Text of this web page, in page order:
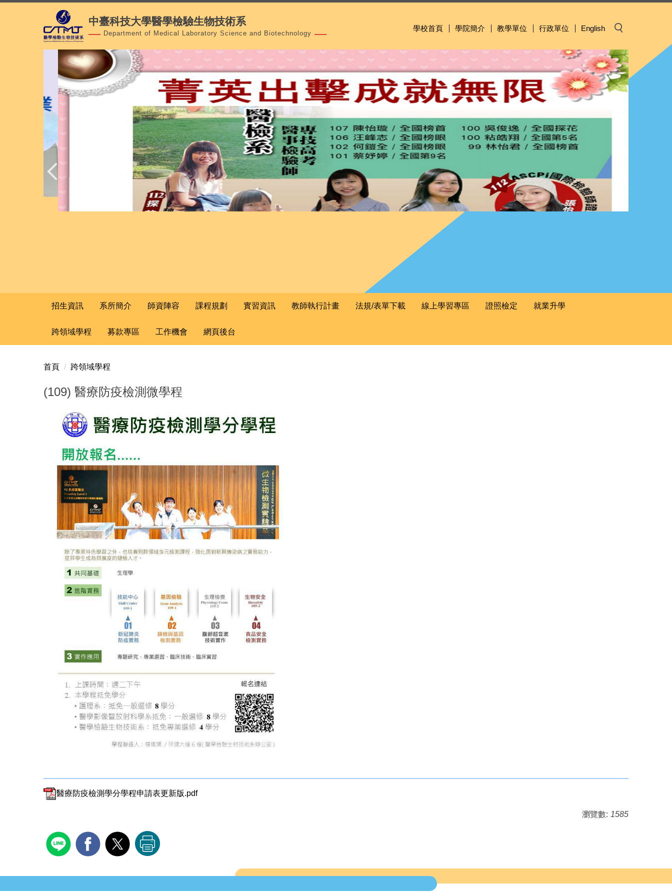
中臺科技大學醫學檢驗生物技術系
Department of Medical Laboratory Science and Biotechnology
學校首頁 學院簡介 教學單位 行政單位 English
招生資訊 系所簡介 師資陣容 課程規劃 實習資訊 教師執行計畫 法規/表單下載 線上學習專區 證照檢定 就業升學
跨領域學程 募款專區 工作機會 網頁後台
首頁 跨領域學程
(109) 醫療防疫檢測微學程
醫療防疫檢測學分學程申請表更新版.pdf
瀏覽數: 1585